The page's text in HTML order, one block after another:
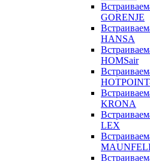
GORENJE
HANSA
HOMSair
KRONA
LEX